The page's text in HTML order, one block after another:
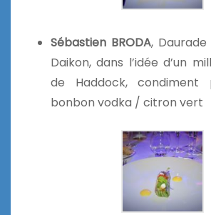
Sébastien BRODA,
Daikon, dans l’idée d’un
de Haddock, condiment
bonbon vodka / citron vert